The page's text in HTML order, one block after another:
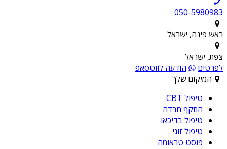
050-5980983
ראש פינה, ישראל
צפת, ישראל
לפרטים
הודעה לווטסאפ
המיקום שלך
טיפול CBT
התקף חרדה
טיפול בדיכאו
טיפול זוגי
פוסט טראומה